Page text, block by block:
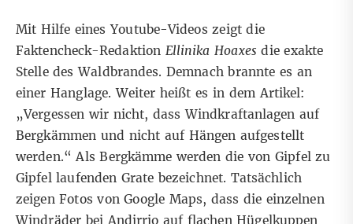
Mit Hilfe einesYoutube-Videos zeigt die
Faktencheck-Redaktion Ellinika Hoaxes die exakte
Stelle des Waldbrandes. Demnach brannte es an
einer Hanglage. Weiter heißt es in dem Artikel:
„Vergessen wir nicht, dass Windkraftanlagen auf
Bergkämmen und nicht auf Hängen aufgestellt
werden.“ Als Bergkämme werden die von Gipfel zu
Gipfel laufenden Grate bezeichnet. Tatsächlich
zeigenFotos von Google Maps, dass die einzelnen
Windräder bei Andirrio auf flachen Hügelkuppen